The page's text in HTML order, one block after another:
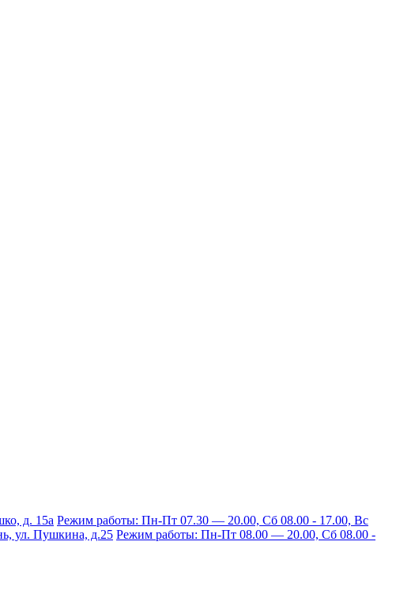
д. 15а Режим работы: Пн-Пт 07.30 — 20.00, Сб 08.00 - 17.00, Вс
ул. Пушкина, д.25 Режим работы: Пн-Пт 08.00 — 20.00, Сб 08.00 -